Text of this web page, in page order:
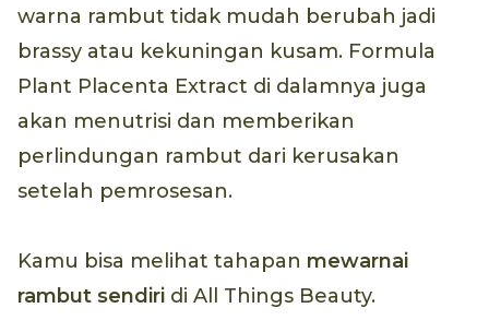
warna rambut tidak mudah berubah jadi
brassy atau kekuningan kusam. Formula
Plant Placenta Extract di dalamnya juga
akan menutrisi dan memberikan
perlindungan rambut dari kerusakan
setelah pemrosesan.
Kamu bisa melihat tahapan mewarnai
rambut sendiri di All Things Beauty.